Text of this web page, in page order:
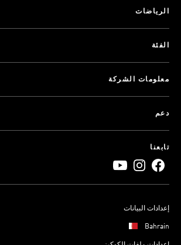
الرياضات
الفئة
معلومات الشركة
دعم
تابعنا
إعدادات البيانات
Bahrain